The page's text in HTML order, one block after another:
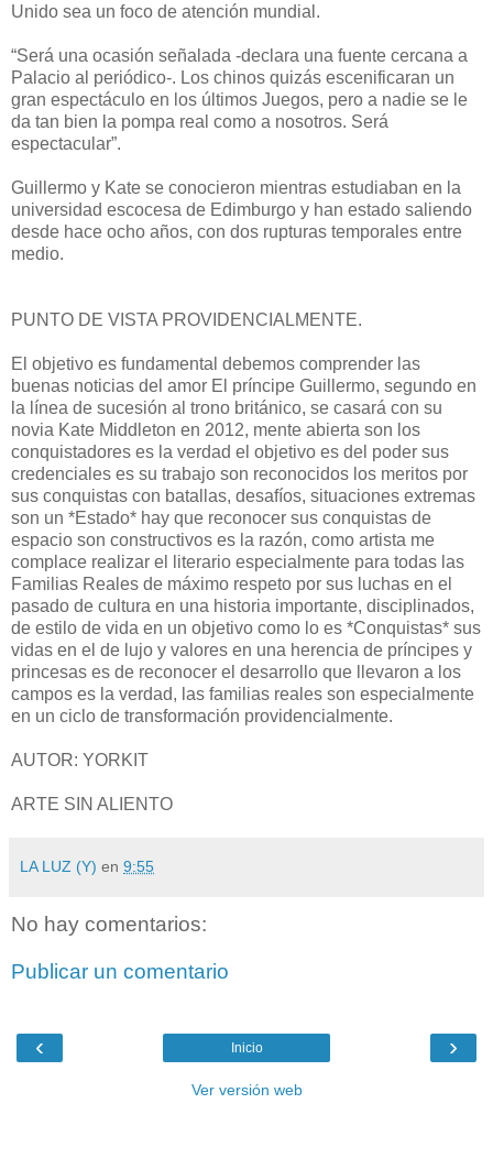
Unido sea un foco de atención mundial.
“Será una ocasión señalada -declara una fuente cercana a
Palacio al periódico-. Los chinos quizás escenificaran un
gran espectáculo en los últimos Juegos, pero a nadie se le
da tan bien la pompa real como a nosotros. Será
espectacular”.
Guillermo y Kate se conocieron mientras estudiaban en la
universidad escocesa de Edimburgo y han estado saliendo
desde hace ocho años, con dos rupturas temporales entre
medio.
PUNTO DE VISTA PROVIDENCIALMENTE.
El objetivo es fundamental debemos comprender las
buenas noticias del amor El príncipe Guillermo, segundo en
la línea de sucesión al trono británico, se casará con su
novia Kate Middleton en 2012, mente abierta son los
conquistadores es la verdad el objetivo es del poder sus
credenciales es su trabajo son reconocidos los meritos por
sus conquistas con batallas, desafíos, situaciones extremas
son un *Estado* hay que reconocer sus conquistas de
espacio son constructivos es la razón, como artista me
complace realizar el literario especialmente para todas las
Familias Reales de máximo respeto por sus luchas en el
pasado de cultura en una historia importante, disciplinados,
de estilo de vida en un objetivo como lo es *Conquistas* sus
vidas en el de lujo y valores en una herencia de príncipes y
princesas es de reconocer el desarrollo que llevaron a los
campos es la verdad, las familias reales son especialmente
en un ciclo de transformación providencialmente.
AUTOR: YORKIT
ARTE SIN ALIENTO
LA LUZ (Y) en 9:55
No hay comentarios:
Publicar un comentario
‹ ›
Inicio
Ver versión web